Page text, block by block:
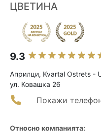
ЦВЕТИНА
9.3
Априлци, Kvartal Ostrets -
ул. Ковашка 26
Покажи
Относно компанията: